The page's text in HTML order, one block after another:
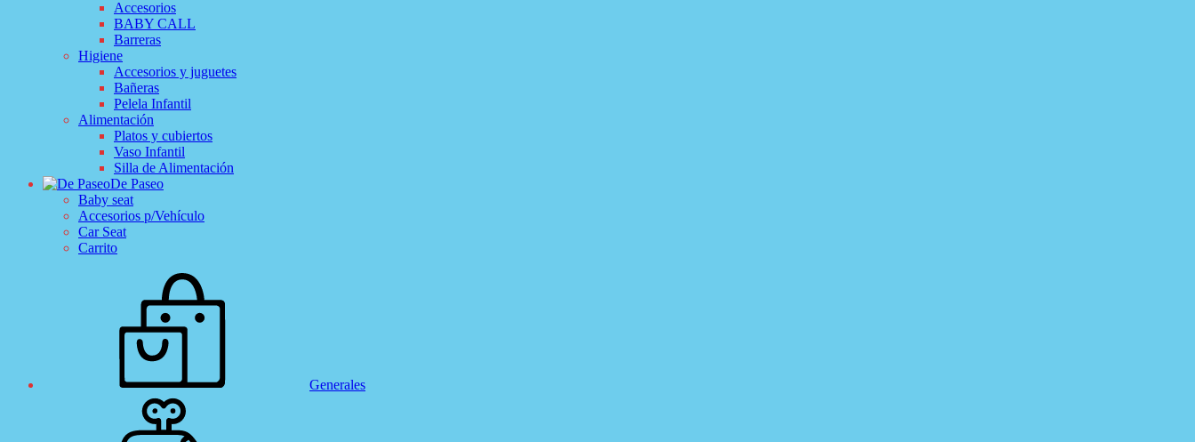
Accesorios
BABY CALL
Barreras
Higiene
Accesorios y juguetes
Bañeras
Pelela Infantil
Alimentación
Platos y cubiertos
Vaso Infantil
Silla de Alimentación
De Paseo
Baby seat
Accesorios p/Vehículo
Car Seat
Carrito
Generales